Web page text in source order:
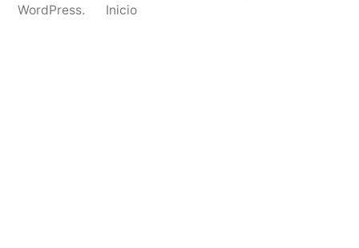
WordPress.
Inicio